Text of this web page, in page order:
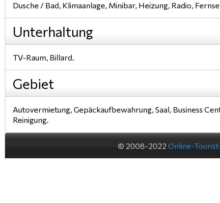
Dusche / Bad, Klimaanlage, Minibar, Heizung, Radio,
Unterhaltung
TV-Raum, Billard.
Gebiet
Autovermietung, Gepäckaufbewahrung, Saal, Business
Reinigung.
© 2008-2022 Online-